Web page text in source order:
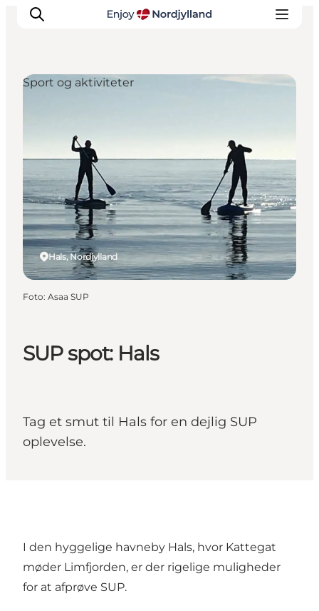
Planlæg din tur
Byer og steder
Guides
Det sker
For børn
SUP spot: Hals
Tag et smut til Hals for en dejlig SUP
oplevelse.
Hals, Nordjylland
Sport og aktiviteter
Foto: Asaa SUP
I den hyggelige havneby Hals, hvor Kattegat
møder Limfjorden, er der rigelige muligheder
for at afprøve SUP.